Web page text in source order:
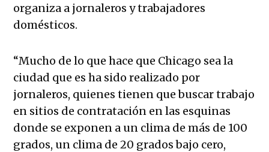
organiza a jornaleros y trabajadores
domésticos.
“Mucho de lo que hace que Chicago sea la
ciudad que es ha sido realizado por
jornaleros, quienes tienen que buscar trabajo
en sitios de contratación en las esquinas
donde se exponen a un clima de más de 100
grados, un clima de 20 grados bajo cero,